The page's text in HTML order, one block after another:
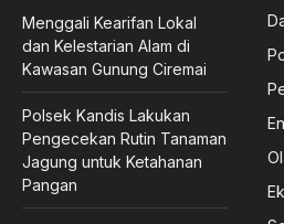
Menggali Kearifan Lokal
dan Kelestarian Alam di
Kawasan Gunung Ciremai
Polsek Kandis Lakukan
Pengecekan Rutin Tanaman
Jagung untuk Ketahanan
Pangan